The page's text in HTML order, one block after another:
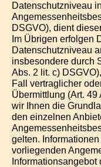
Datenschutzniveau
DSGVO), dient
Im Übrigen erfolgen
Datenschutzniveau
insbesondere durch
Abs. 2 lit. c)
Fall vertraglicher
Übermittlung (Art.
wir Ihnen die
den einzelnen
gelten.
vorliegenden